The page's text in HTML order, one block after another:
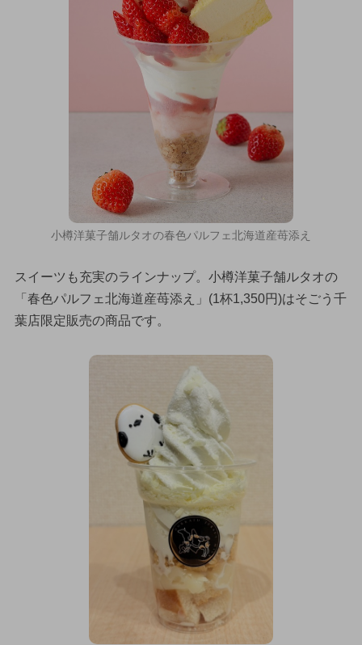
小樽洋菓子舗ルタオの春色パルフェ北海道産苺添え
スイーツも充実のラインナップ。小樽洋菓子舗ルタオの
「春色パルフェ北海道産苺添え」(1杯1,350円)はそごう千
葉店限定販売の商品です。